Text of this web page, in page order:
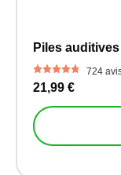
Piles
724
21,99 €